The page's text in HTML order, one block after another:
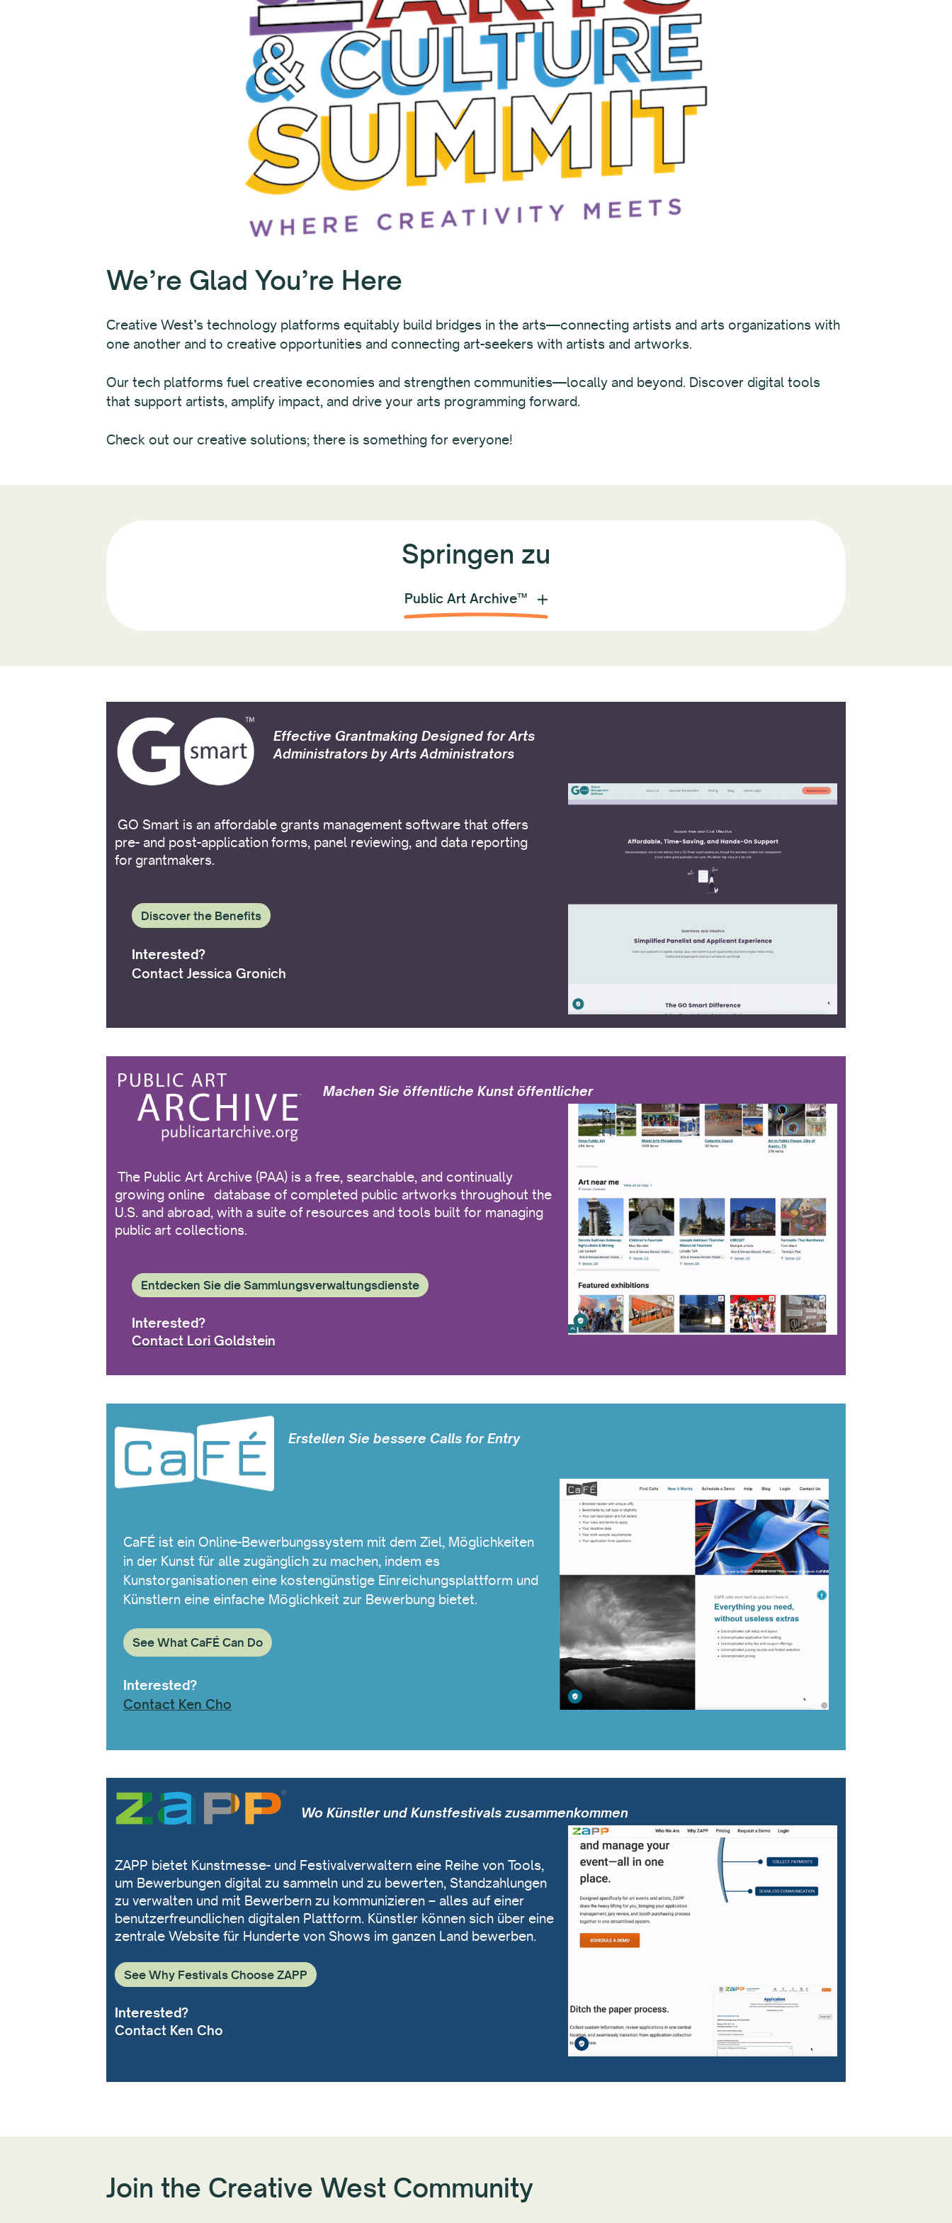
We’re Glad You’re Here
Creative West’s technology platforms equitably build bridges in the arts—connecting artists and arts organizations with
one another and to creative opportunities and connecting art-seekers with artists and artworks.
Our tech platforms fuel creative economies and strengthen communities—locally and beyond. Discover digital tools
that support artists, amplify impact, and drive your arts programming forward.
Check out our creative solutions; there is something for everyone!
Springen zu
Effective Grantmaking Designed for Arts
Administrators by Arts Administrators
.GO Smart is an affordable grants management software that offers
pre- and post-application forms, panel reviewing, and data reporting
for grantmakers.
Discover the Benefits
Interested?
Contact Jessica Gronich
Machen Sie öffentliche Kunst öffentlicher
The Public Art Archive (PAA) is a free, searchable, and continually
growing online database of completed public artworks throughout the
U.S. and abroad, with a suite of resources and tools built for managing
public art collections.
Entdecken Sie die Sammlungsverwaltungsdienste
Interested?
Contact Lori Goldstein
Erstellen Sie bessere Calls for Entry
CaFÉ ist ein Online-Bewerbungssystem mit dem Ziel, Möglichkeiten
in der Kunst für alle zugänglich zu machen, indem es
Kunstorganisationen eine kostengünstige Einreichungsplattform und
Künstlern eine einfache Möglichkeit zur Bewerbung bietet.
See What CaFÉ Can Do
Interested?
Contact Ken Cho
Wo Künstler und Kunstfestivals zusammenkommen
ZAPP bietet Kunstmesse- und Festivalverwaltern eine Reihe von Tools,
um Bewerbungen digital zu sammeln und zu bewerten, Standzahlungen
zu verwalten und mit Bewerbern zu kommunizieren – alles auf einer
benutzerfreundlichen digitalen Plattform. Künstler können sich über eine
zentrale Website für Hunderte von Shows im ganzen Land bewerben.
See Why Festivals Choose ZAPP
Interested?
Contact Ken Cho
Join the Creative West Community